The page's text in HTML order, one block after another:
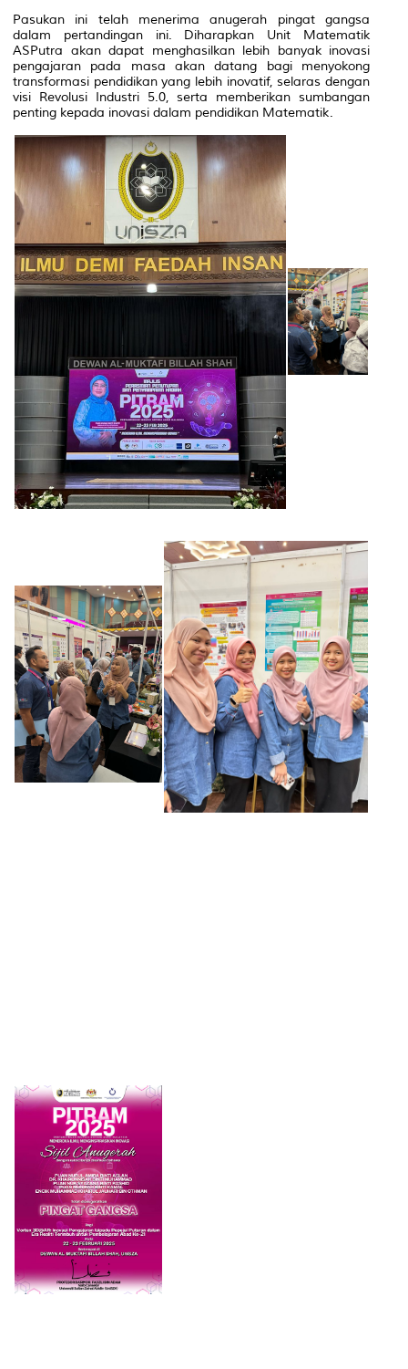
Pasukan ini telah menerima anugerah pingat gangsa
dalam pertandingan ini. Diharapkan Unit Matematik
ASPutra akan dapat menghasilkan lebih banyak inovasi
pengajaran pada masa akan datang bagi menyokong
transformasi pendidikan yang lebih inovatif, selaras dengan
visi Revolusi Industri 5.0, serta memberikan sumbangan
penting kepada inovasi dalam pendidikan Matematik.